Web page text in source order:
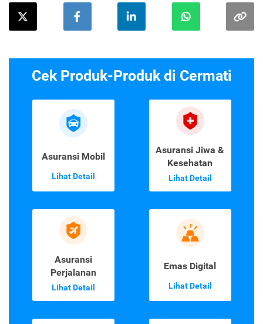
Cek Produk-Produk di Cermati
Asuransi Mobil
Lihat Detail
Asuransi Jiwa &
Kesehatan
Lihat Detail
Asuransi
Perjalanan
Lihat Detail
Emas Digital
Lihat Detail